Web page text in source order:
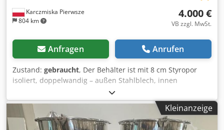
Karczmiska Pierwsze
804 km
4.000 €
VB zzgl. MwSt.
Anfragen Anrufen
Zustand: gebraucht, Der Behälter ist mit 8 cm Styropor
isoliert, doppelwandig – außen Stahlblech, innen
säurebeständiges Blech. Verladung kostenlos. Der Behälter
verfügt über einen Mannlochdeckel, der auf dem Foto
nicht sichtbar ist. Crjdpsywfb Uofx Ahajf
Kleinanzeige